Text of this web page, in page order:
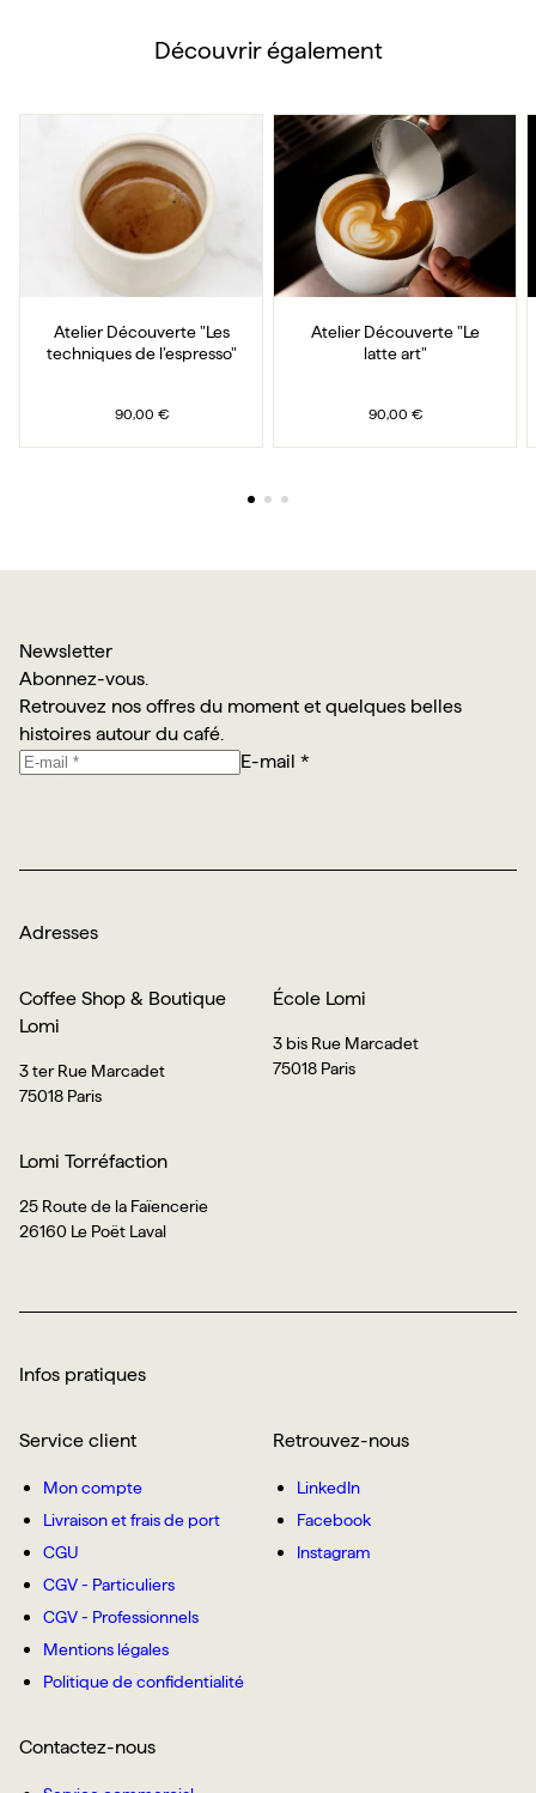
Découvrir également
Atelier Découverte "Les techniques de l’espresso"
Atelier Découverte "Les
techniques de l’espresso"
90,00 €
Atelier Découverte
Atelier Découverte "Le
latte art"
90,00 €
Newsletter
Abonnez-vous.
Retrouvez nos offres du moment et quelques belles
histoires autour du café.
E-mail *
Adresses
Coffee Shop & Boutique
Lomi
3 ter Rue Marcadet
75018 Paris
École Lomi
3 bis Rue Marcadet
75018 Paris
Lomi Torréfaction
25 Route de la Faïencerie
26160 Le Poët Laval
Infos pratiques
Service client
Mon compte
Livraison et frais de port
CGU
CGV - Particuliers
CGV - Professionnels
Mentions légales
Politique de confidentialité
Retrouvez-nous
LinkedIn
Facebook
Instagram
Contactez-nous